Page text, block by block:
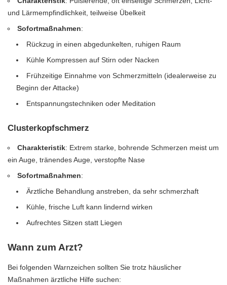
und Lärmempfindlichkeit, teilweise Übelkeit
Sofortmaßnahmen:
Rückzug in einen abgedunkelten, ruhigen Raum
Kühle Kompressen auf Stirn oder Nacken
Frühzeitige Einnahme von Schmerzmitteln (idealerweise zu
Beginn der Attacke)
Entspannungstechniken oder Meditation
Clusterkopfschmerz
Charakteristik: Extrem starke, bohrende Schmerzen meist um
ein Auge, tränendes Auge, verstopfte Nase
Sofortmaßnahmen:
Ärztliche Behandlung anstreben, da sehr schmerzhaft
Kühle, frische Luft kann lindernd wirken
Aufrechtes Sitzen statt Liegen
Wann zum Arzt?
Bei folgenden Warnzeichen sollten Sie trotz häuslicher
Maßnahmen ärztliche Hilfe suchen: